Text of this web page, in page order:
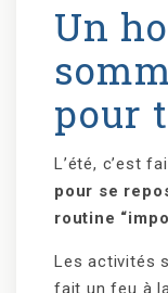
Un
pour
L’été, c’est
pour se
routine
Les activités